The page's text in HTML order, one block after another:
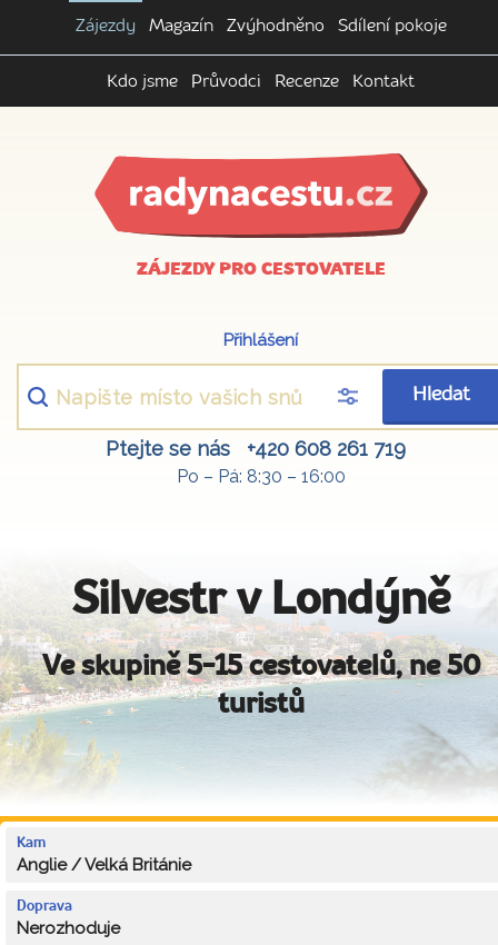
Zájezdy Magazín Zvýhodněno Sdílení pokoje
Kdo jsme Průvodci Recenze Kontakt
ZÁJEZDY PRO CESTOVATELE
Přihlášení
Hledat
Ptejte se nás +420 608 261 719
Po – Pá: 8:30 – 16:00
Silvestr v Londýně
Ve skupině 5-15 cestovatelů, ne 50
turistů
Kam
Anglie / Velká Británie
Doprava
Nerozhoduje